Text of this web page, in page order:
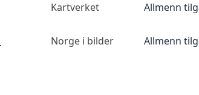
Kartverket Allmenn
Norge i bilder Allmenn